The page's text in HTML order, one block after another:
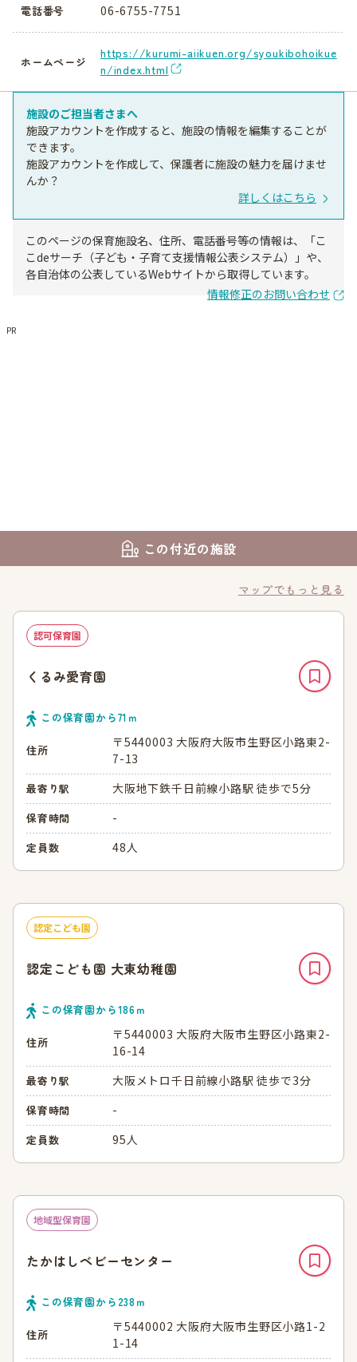
電話番号 06-6755-7751
ホームページ
https://kurumi-aiikuen.org/syoukibohoikue
n/index.html
施設のご担当者さまへ
施設アカウントを作成すると、施設の情報を編集することが
できます。
施設アカウントを作成して、保護者に施設の魅力を届けませ
んか？
詳しくはこちら
このページの保育施設名、住所、電話番号等の情報は、「こ
こdeサーチ（子ども・子育て支援情報公表システム）」や、
各自治体の公表しているWebサイトから取得しています。
情報修正のお問い合わせ
PR
この付近の施設
マップでもっと見る
認可保育園
くるみ愛育園
この保育園から71 ｍ
住所
〒5440003 大阪府大阪市生野区小路東2-
7-13
最寄り駅 大阪地下鉄千日前線小路駅 徒歩で5分
保育時間 -
定員数 48人
認定こども園
認定こども園 大東幼稚園
この保育園から186ｍ
住所
〒5440003 大阪府大阪市生野区小路東2-
16-14
最寄り駅 大阪メトロ千日前線小路駅 徒歩で3分
保育時間 -
定員数 95人
地域型保育園
たかはしベビーセンター
この保育園から 238ｍ
住所
〒5440002 大阪府大阪市生野区小路1-2
1-14